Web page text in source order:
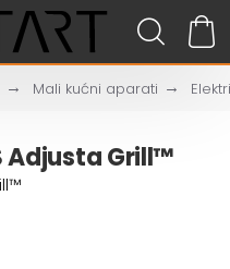
Mali kućni aparati
Adjusta Grill™